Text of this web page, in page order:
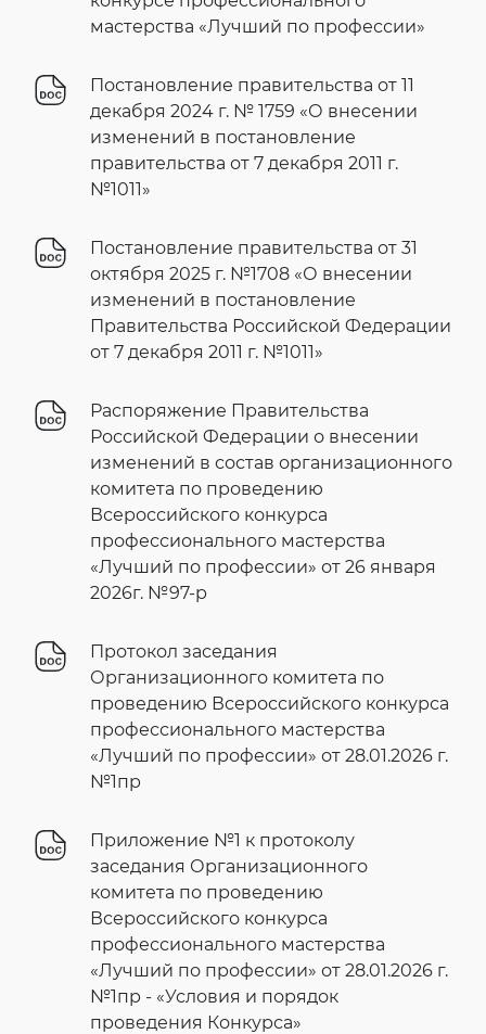
мастерства «Лучший по профессии»
Постановление правительства от 11
декабря 2024 г. № 1759 «О внесении
изменений в постановление
правительства от 7 декабря 2011 г.
№1011»
Постановление правительства от 31
октября 2025 г. №1708 «О внесении
изменений в постановление
Правительства Российской Федерации
от 7 декабря 2011 г. №1011»
Распоряжение Правительства
Российской Федерации о внесении
изменений в состав организационного
комитета по проведению
Всероссийского конкурса
профессионального мастерства
«Лучший по профессии» от 26 января
2026г. №97-р
Протокол заседания
Организационного комитета по
проведению Всероссийского конкурса
профессионального мастерства
«Лучший по профессии» от 28.01.2026 г.
№1пр
Приложение №1 к протоколу
заседания Организационного
комитета по проведению
Всероссийского конкурса
профессионального мастерства
«Лучший по профессии» от 28.01.2026 г.
№1пр - «Условия и порядок
проведения Конкурса»